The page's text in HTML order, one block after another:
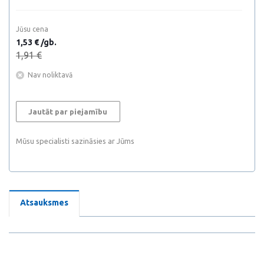
Jūsu cena
1,53 € /gb.
1,91 €
Nav noliktavā
Jautāt par piejamību
Mūsu specialisti sazināsies ar Jūms
Atsauksmes